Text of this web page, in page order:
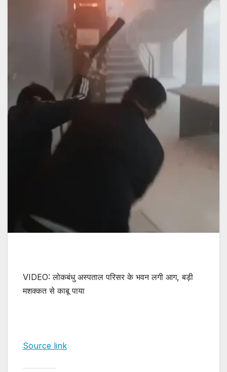
VIDEO: लोकबंधु अस्पताल परिसर के भवन लगी आग, बड़ी
मशक्कत से काबू पाया
Source link